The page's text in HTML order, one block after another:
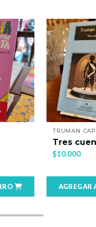
TRUMAN
Tres
$10.000
AGREGAR